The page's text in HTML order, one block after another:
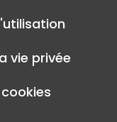
vie privée